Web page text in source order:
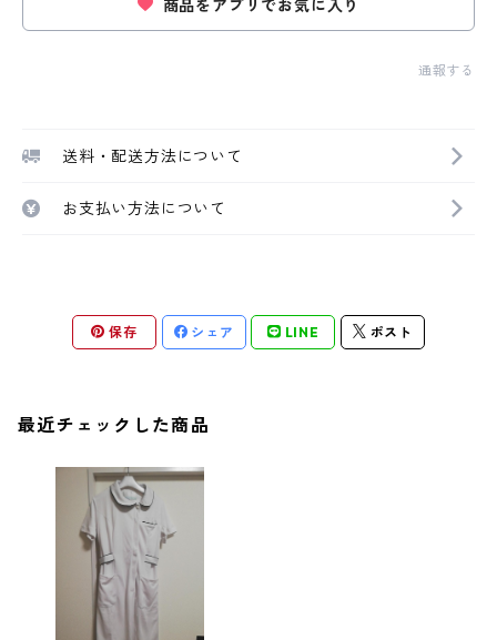
商品をアプリでお気に入り
通報する
送料・配送方法について
お支払い方法について
保存 シェア LINE ポスト
最近チェックした商品